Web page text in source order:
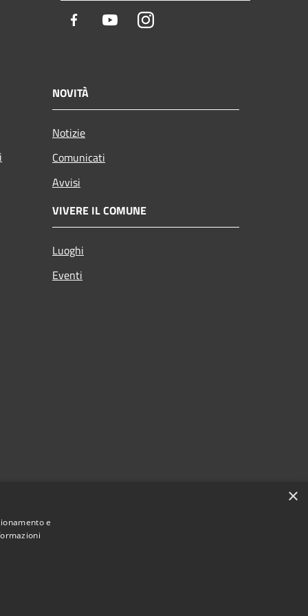
Facebook YoutubeInstagram
NOVITÀ
Notizie
Comunicati
Avvisi
VIVERE IL COMUNE
Luoghi
Eventi
×
e